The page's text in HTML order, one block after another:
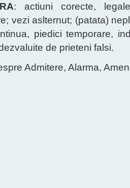
: actiuni corecte,
vezi aslternut; (patata)
piedici temporare,
de prieteni falsi.
Admitere, Alarma,